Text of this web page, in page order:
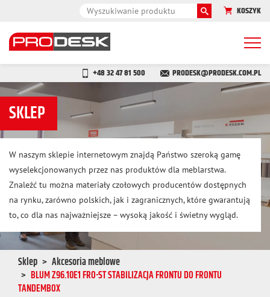
KOSZYK
+48 32 47 81 500 PRODESK@PRODESK.COM.PL
SKLEP
W naszym sklepie internetowym znajdą Państwo szeroką gamę
wyselekcjonowanych przez nas produktów dla meblarstwa.
Znaleźć tu można materiały czołowych producentów dostępnych
na rynku, zarówno polskich, jak i zagranicznych, które gwarantują
to, co dla nas najważniejsze – wysoką jakość i świetny wygląd.
Sklep
Akcesoria meblowe
BLUM Z96.10E1 FRO-ST STABILIZACJA FRONTU DO FRONTU
TANDEMBOX